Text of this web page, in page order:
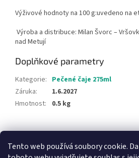
Tento web používá soubory cookie.
Výživové hodnoty na 100 g:uvedeno na
Výroba a distribuce: Milan Švorc –
nad Metují
Doplňkové parametry
Kategorie: Pečené čaje 275ml
Záruka:
1.6.2027
Hmotnost: 0.5 kg
Z
Facebook